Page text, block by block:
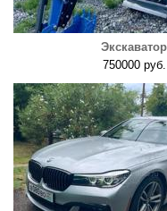
Экскаватор
750000 руб.